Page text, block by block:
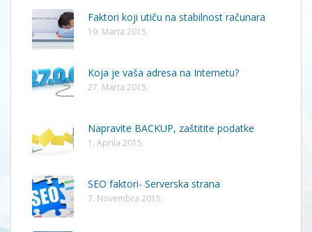
Faktori koji utiču na stabilnost računara
19. Marta 2015.
Koja je vaša adresa na Internetu?
27. Marta 2015.
Napravite BACKUP, zaštitite podatke
1. Aprila 2015.
SEO faktori- Serverska strana
7. Novembra 2015.